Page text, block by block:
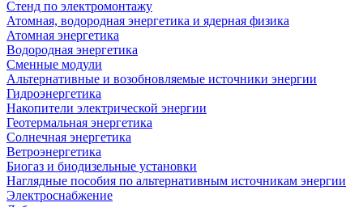
Стенд по электромонтажу
Атомная, водородная энергетика и ядерная физика
Атомная энергетика
Водородная энергетика
Сменные модули
Альтернативные и возобновляемые источники энергии
Гидроэнергетика
Накопители электрической энергии
Геотермальная энергетика
Солнечная энергетика
Ветроэнергетика
Биогаз и биодизельные установки
Наглядные пособия по альтернативным источникам энергии
Электроснабжение